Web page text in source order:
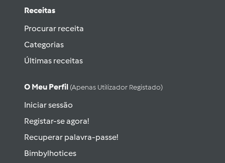
Receitas
Procurar receita
Categorias
Últimas receitas
O Meu Perfil (apenas Utilizador Registado)
Iniciar sessão
Registar-se agora!
Recuperar palavra-passe!
Bimbylhotices